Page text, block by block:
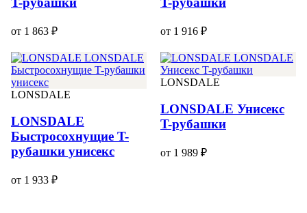
от 1 863 ₽ от 1 916 ₽
LONSDALE
LONSDALE
Быстросохнущие T-
рубашки унисекс
от 1 933 ₽
LONSDALE
LONSDALE Унисекс
T-рубашки
от 1 989 ₽